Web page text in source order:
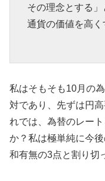
その理念とする
通貨の価値を高く
私はそもそも10月の
対であり、先ずは円
れでは、為替のレー
か？私は極単純に今
和有無の3点と割り切